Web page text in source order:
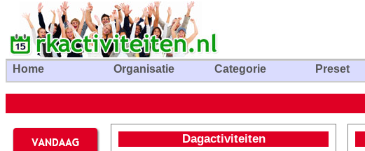
Home Organisatie Categorie Preset
Dagactiviteiten